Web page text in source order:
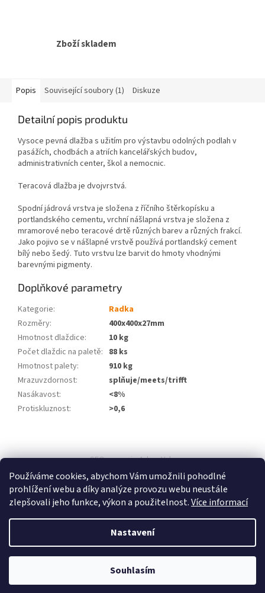
Používáme cookies, abychom Vám umožnili pohodlné
prohlížení webu a díky analýze provozu webu neustále
zlepšovali jeho funkce, výkon a použitelnost.Více informací
Nastavení
Souhlasím
Zboží skladem
Popis Související soubory (1) Diskuze
Detailní popis produktu
Vysoce pevná dlažba s užitím pro výstavbu odolných podlah v
pasážích, chodbách a atriích kancelářských budov,
administrativních center, škol a nemocnic.
Teracová dlažba je dvojvrstvá.
Spodní jádrová vrstva je složena z říčního štěrkopísku a
portlandského cementu, vrchní nášlapná vrstva je složena z
mramorové nebo teracové drtě různých barev a různých frakcí.
Jako pojivo se v nášlapné vrstvě používá portlandský cement
bílý nebo šedý. Tuto vrstvu lze barvit do hmoty vhodnými
barevnými pigmenty.
Doplňkové parametry
Kategorie:
Radka
Rozměry:
400x400x27mm
Hmotnost dlaždice:
10 kg
Počet dlaždic na paletě: 88 ks
Hmotnost palety:
910 kg
Mrazuvzdornost:
splňuje/meets/trifft
Nasákavost:
<8%
Protiskluznost: >0,6
á
SEO spravuje Adam Vala
Vytvořil Shoptet
Beránek Stavebniny. Všechna práva vyhrazena.